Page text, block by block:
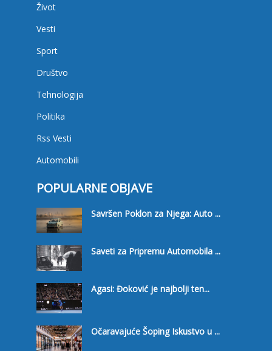
Život
Vesti
Sport
Društvo
Tehnologija
Politika
Rss Vesti
Automobili
POPULARNE OBJAVE
Savršen Poklon za Njega: Auto ...
Saveti za Pripremu Automobila ...
Agasi: Đoković je najbolji ten...
Očaravajuće Šoping Iskustvo u ...